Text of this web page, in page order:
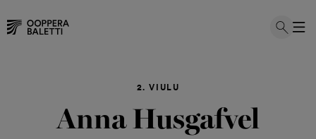
2. VIULU
Anna Husgafvel